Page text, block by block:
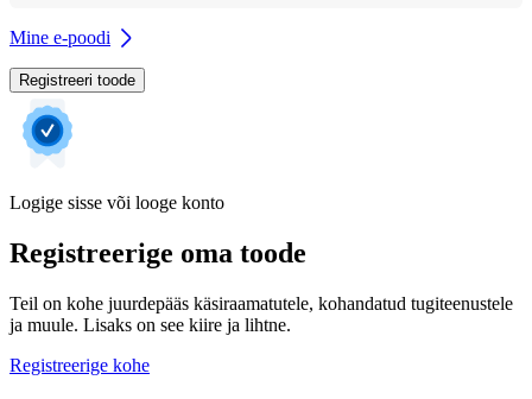
Mine e-poodi
Registreeri toode
Logige sisse või looge konto
Registreerige oma toode
Teil on kohe juurdepääs käsiraamatutele, kohandatud tugiteenustele
ja muule. Lisaks on see kiire ja lihtne.
Registreerige kohe